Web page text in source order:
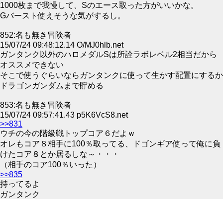
1000枚まで我慢して、Sのエース取った方がいいかな。
Gバースト使えそうな気がするし。
852:名も無き冒険者
15/07/24 09:48:12.14 O/MJ0hlb.net
ガンタンク以外のハロメダルSは所詮ラボレベル2相当だから
オススメできない
そこで使うぐらいならガンタンクに使って生かす配置にするか
ドラゴンガンダムまで貯める
853:名も無き冒険者
15/07/24 09:57:41.43 p5K6VcS8.net
>>831
ウチの今の階級戦トップコア６だよｗ
オレもコア８相手に100％取ってる、ドゴンギア使って俺に負
けたコア８とか居るしな～・・・
（相手のコア100％いった）
>>835
持ってるよ
ガンタンク